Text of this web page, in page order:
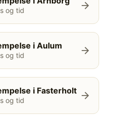
og tid arrow_forward
i Aulum
og tid arrow_forward
i Fasterholt
og tid arrow_forward